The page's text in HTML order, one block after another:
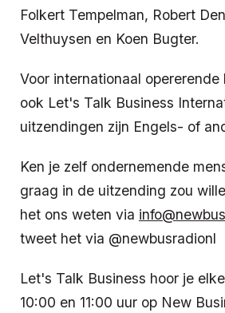
Folkert Tempelman, Robert
Velthuysen en Koen Bugter.
Voor internationaal opererende
ook Let's Talk Business
uitzendingen zijn Engels- of
Ken je zelf ondernemende
graag in de uitzending zou
het ons weten via
tweet het via @newbusradionl
Let's Talk Business hoor je
10:00 en 11:00 uur op New